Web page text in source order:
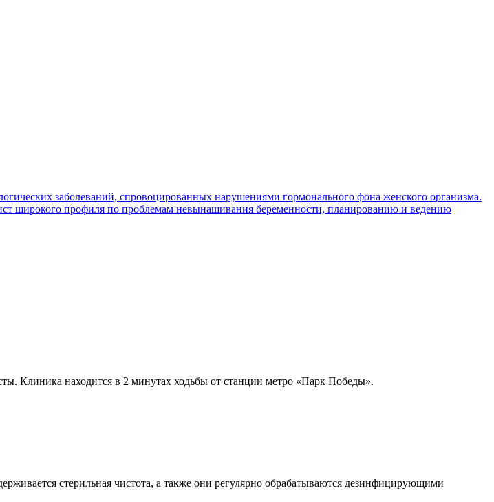
заболеваний, спровоцированных нарушениями гормонального фона женского организма.
широкого профиля по проблемам невынашивания беременности, планированию и ведению
Клиника находится в 2 минутах ходьбы от станции метро «Парк Победы».
стерильная чистота, а также они регулярно обрабатываются дезинфицирующими